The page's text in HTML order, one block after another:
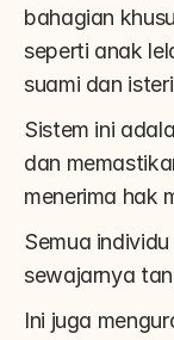
bahagian
seperti anak
suami dan
Sistem ini
dan
menerima hak
Semua
sewajarnya
Ini juga